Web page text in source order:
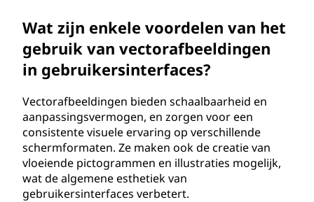
Wat zijn enkele voordelen van het
gebruik van vectorafbeeldingen
in gebruikersinterfaces?
Vectorafbeeldingen bieden schaalbaarheid en
aanpassingsvermogen, en zorgen voor een
consistente visuele ervaring op verschillende
schermformaten. Ze maken ook de creatie van
vloeiende pictogrammen en illustraties mogelijk,
wat de algemene esthetiek van
gebruikersinterfaces verbetert.